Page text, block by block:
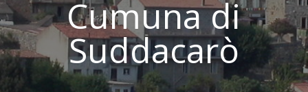
Cumuna di
Suddacarò